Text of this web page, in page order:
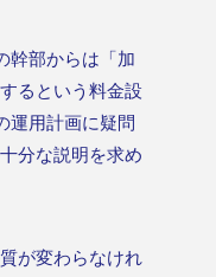
幹部からは「加
るという料金設
運用計画に疑問
分な説明を求め
が変わらなけれ